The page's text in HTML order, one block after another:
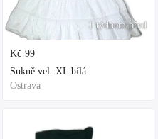
1 týdnem před
Kč 99
Sukně vel. XL bílá
Ostrava